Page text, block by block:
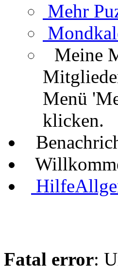
Mehr
Meine
Menü
klicken.
Hilfe
Fatal error: